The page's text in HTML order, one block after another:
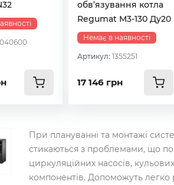
обв’язування котла
Regumat M3-130 Ду20
Немає в наявності
Артикул:1355251
17 146 грн
При плануванні та монтажі
стикаються з проблемами, що
циркуляційних насосів,
компонентів. Допоможуть легко